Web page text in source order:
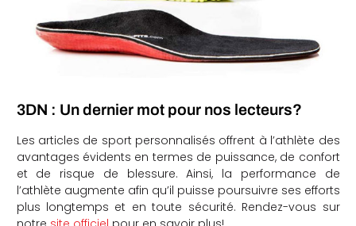
3DN : Un dernier mot pour nos lecteurs?
Les articles de sport personnalisés offrent à l’athlète des
avantages évidents en termes de puissance, de confort
et de risque de blessure. Ainsi, la performance de
l’athlète augmente afin qu’il puisse poursuivre ses efforts
plus longtemps et en toute sécurité. Rendez-vous sur